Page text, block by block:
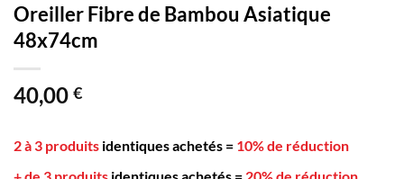
Oreiller Fibre de Bambou Asiatique
48x74cm
40,00 €
2 à 3 produits identiques achetés = 10% de réduction
+ de 3 produits identiques achetés = 20% de réduction